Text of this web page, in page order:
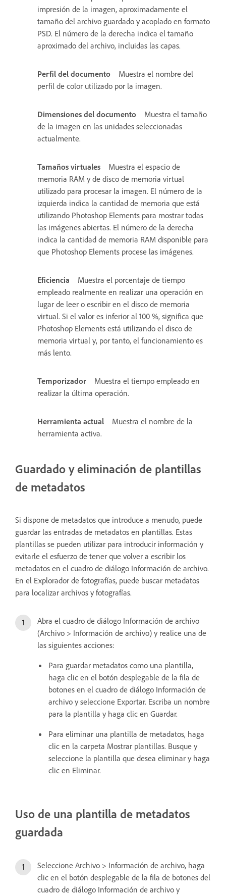
impresión de la imagen, aproximadamente el
tamaño del archivo guardado y acoplado en formato
PSD. El número de la derecha indica el tamaño
aproximado del archivo, incluidas las capas.
Perfil del documento
Muestra el nombre del
perfil de color utilizado por la imagen.
Dimensiones del documento
Muestra el tamaño
de la imagen en las unidades seleccionadas
actualmente.
Tamaños virtuales
Muestra el espacio de
memoria RAM y de disco de memoria virtual
utilizado para procesar la imagen. El número de la
izquierda indica la cantidad de memoria que está
utilizando Photoshop Elements para mostrar todas
las imágenes abiertas. El número de la derecha
indica la cantidad de memoria RAM disponible para
que Photoshop Elements procese las imágenes.
Eficiencia
Muestra el porcentaje de tiempo
empleado realmente en realizar una operación en
lugar de leer o escribir en el disco de memoria
virtual. Si el valor es inferior al 100 %, significa que
Photoshop Elements está utilizando el disco de
memoria virtual y, por tanto, el funcionamiento es
más lento.
Temporizador
Muestra el tiempo empleado en
realizar la última operación.
Herramienta actual
Muestra el nombre de la
herramienta activa.
Guardado y eliminación de plantillas
de metadatos
Si dispone de metadatos que introduce a menudo, puede
guardar las entradas de metadatos en plantillas. Estas
plantillas se pueden utilizar para introducir información y
evitarle el esfuerzo de tener que volver a escribir los
metadatos en el cuadro de diálogo Información de archivo.
En el Explorador de fotografías, puede buscar metadatos
para localizar archivos y fotografías.
Abra el cuadro de diálogo Información de archivo
(Archivo > Información de archivo) y realice una de
las siguientes acciones:
Para guardar metadatos como una plantilla,
haga clic en el botón desplegable de la fila de
botones en el cuadro de diálogo Información de
archivo y seleccione Exportar. Escriba un nombre
para la plantilla y haga clic en Guardar.
Para eliminar una plantilla de metadatos, haga
clic en la carpeta Mostrar plantillas. Busque y
seleccione la plantilla que desea eliminar y haga
clic en Eliminar.
Uso de una plantilla de metadatos
guardada
Seleccione Archivo > Información de archivo, haga
clic en el botón desplegable de la fila de botones del
cuadro de diálogo Información de archivo y